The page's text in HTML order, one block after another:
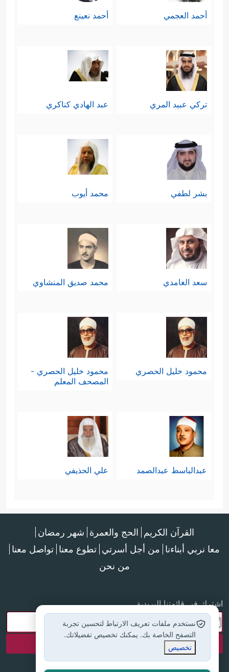
أحمد العجمي أحمد نعينع
تركي عبيد المري عبد الهادي كناكري
بشر لطفي محمد أيوب
سعد الغامدي محمد صديق المنشاوي
محمود خليل الحصري
محمود خليل الحصري -
المصحف المعلم
عبدالباسط عبدالصمد علي الحذيفي
القرآن الكريم الحج والعمرة شهر رمضان
معا نربي أبناءنا من أجل أسرتي تطوع معنا تواصل معنا
من نحن
اشترك في قائمتنا البريدية
نستخدم ملفات تعريف الارتباط لتحسين تجربة
التصفح الخاصة بك. يمكنك تخصيص تفضيلاتك.
تخصيص